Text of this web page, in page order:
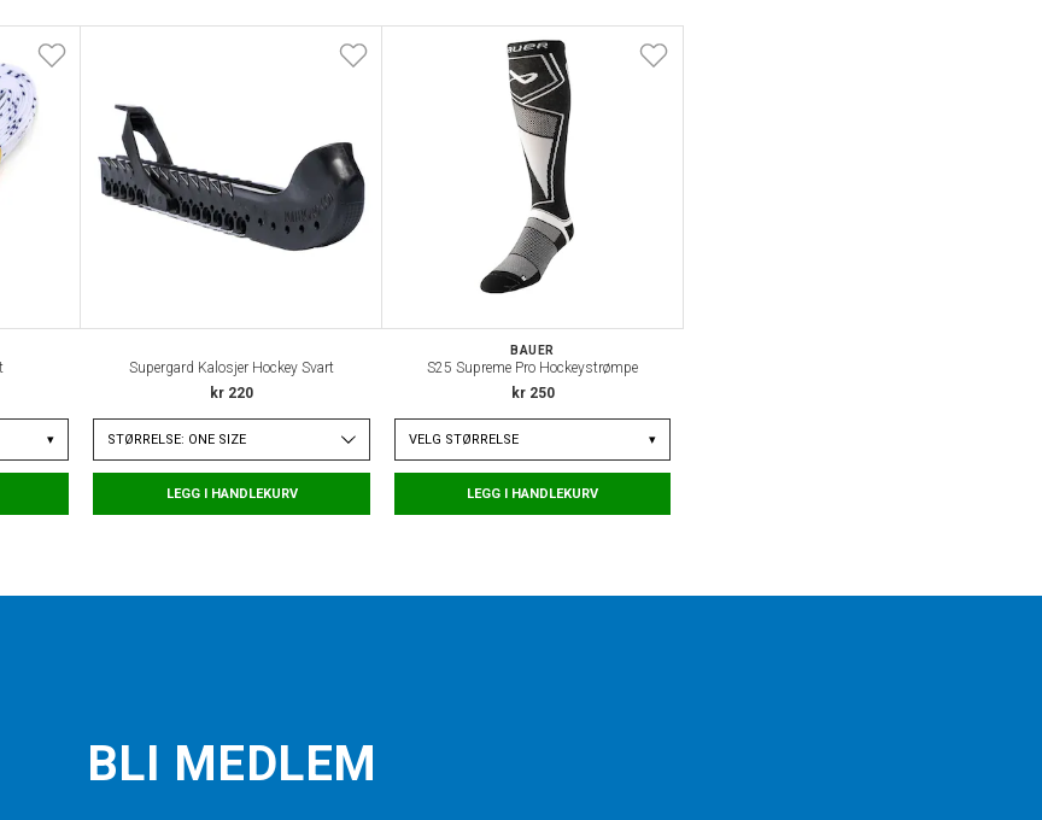
▾
Supergard Kalosjer Hockey Svart
kr 220
STØRRELSE: ONE SIZE
LEGG I HANDLEKURV
BAUER
S25 Supreme Pro Hockeystrømpe
kr 250
VELG STØRRELSE ▾
LEGG I HANDLEKURV
BLI MEDLEM